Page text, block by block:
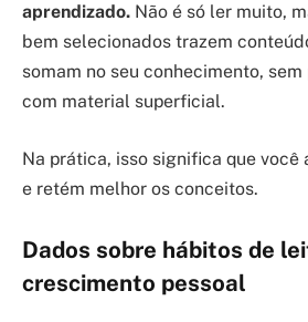
aprendizado. Não é só ler muito,
bem selecionados trazem
somam no seu conhecimento,
com material superficial.
Na prática, isso significa que você
e retém melhor os conceitos.
Dados sobre hábitos de
crescimento pessoal